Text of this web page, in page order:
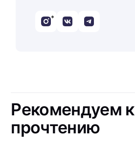
*
Рекомендуем к
прочтению